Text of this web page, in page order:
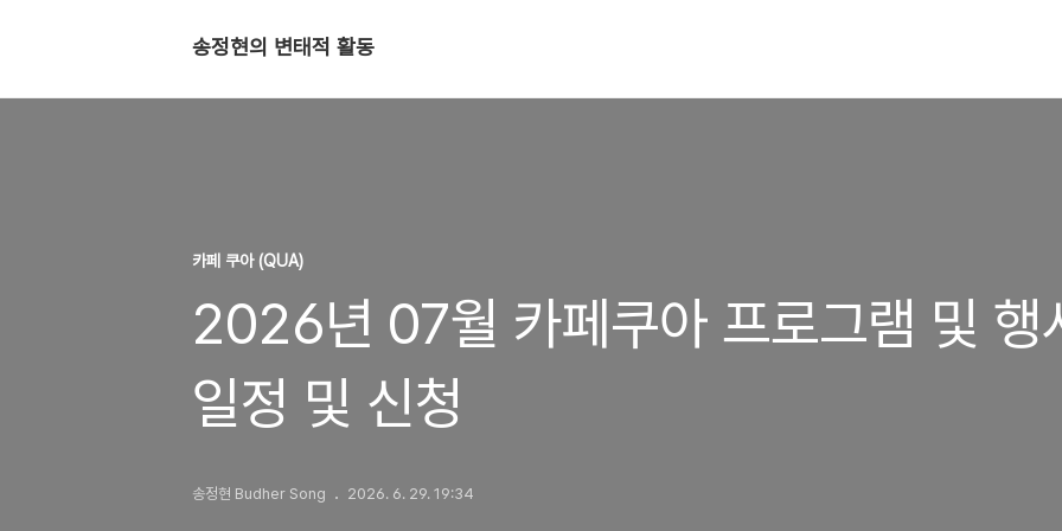
송정현의 변태적 활동
카페 쿠아 (QUA)
2026년 07월 카페쿠아 프로그램 및 행
일정 및 신청
송정현 Budher Song 2026. 6. 29. 19:34